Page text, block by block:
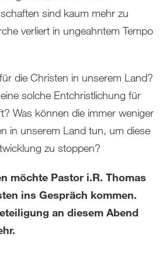
sind kaum mehr zu
verliert in ungeahntem Tempo
die Christen in unserem Land?
solche Entchristlichung für
Was können die immer weniger
in unserem Land tun, um diese
zu stoppen?
möchte Pastor i.R. Thomas
ins Gespräch kommen.
an diesem Abend